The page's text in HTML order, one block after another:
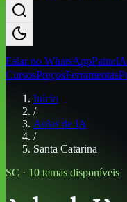
Falar no WhatsAppPainel
CursosPreçosFerramentas
Início
/
Aulas de IA
/
Santa Catarina
SC · 10 temas disponíveis